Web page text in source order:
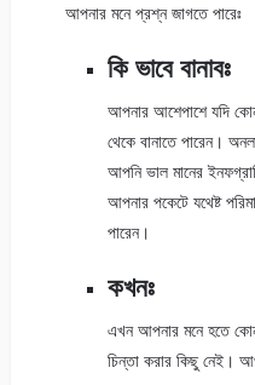
আপনার মনে প্রশ্ন জাগতে পারেঃ
কি ভাবে বানাবঃ
আপনার আশেপাশে যদি
থেকে বানাতে পারেন।
আপনি ভাল মানের
আপনার পকেটে যথেষ্ট
পারেন।
কখনঃ
এখন আপনার মনে হতে
চিন্তা করার কিছু নেই।